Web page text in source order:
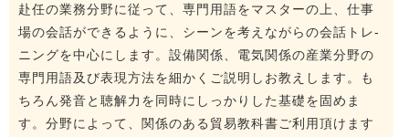
赴任の業務分野に従って、専門用語をマスターの上、仕事
場の会話ができるように、シーンを考えながらの会話トレ-
ニングを中心にします。設備関係、電気関係の産業分野の
専門用語及び表現方法を細かくご説明しお教えします。も
ちろん発音と聴解力を同時にしっかりした基礎を固めま
す。分野によって、関係のある貿易教科書ご利用頂けます